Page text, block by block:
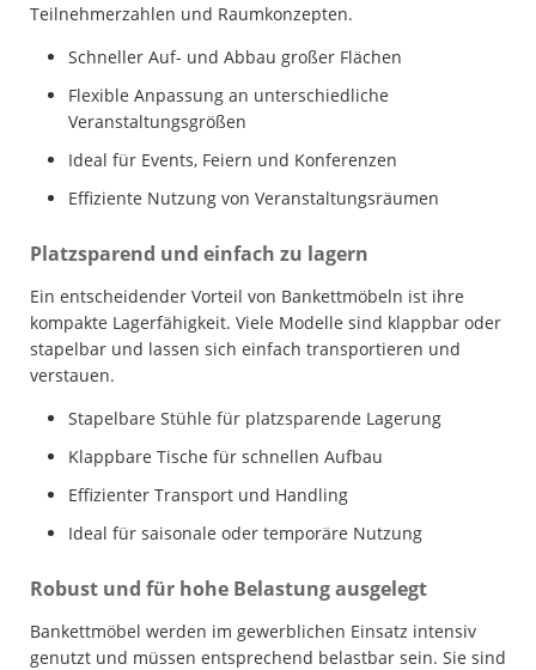
Teilnehmerzahlen und Raumkonzepten.
Schneller Auf- und Abbau großer Flächen
Flexible Anpassung an unterschiedliche
Veranstaltungsgrößen
Ideal für Events, Feiern und Konferenzen
Effiziente Nutzung von Veranstaltungsräumen
Platzsparend und einfach zu lagern
Ein entscheidender Vorteil von Bankettmöbeln ist ihre
kompakte Lagerfähigkeit. Viele Modelle sind klappbar oder
stapelbar und lassen sich einfach transportieren und
verstauen.
Stapelbare Stühle für platzsparende Lagerung
Klappbare Tische für schnellen Aufbau
Effizienter Transport und Handling
Ideal für saisonale oder temporäre Nutzung
Robust und für hohe Belastung ausgelegt
Bankettmöbel werden im gewerblichen Einsatz intensiv
genutzt und müssen entsprechend belastbar sein. Sie sind